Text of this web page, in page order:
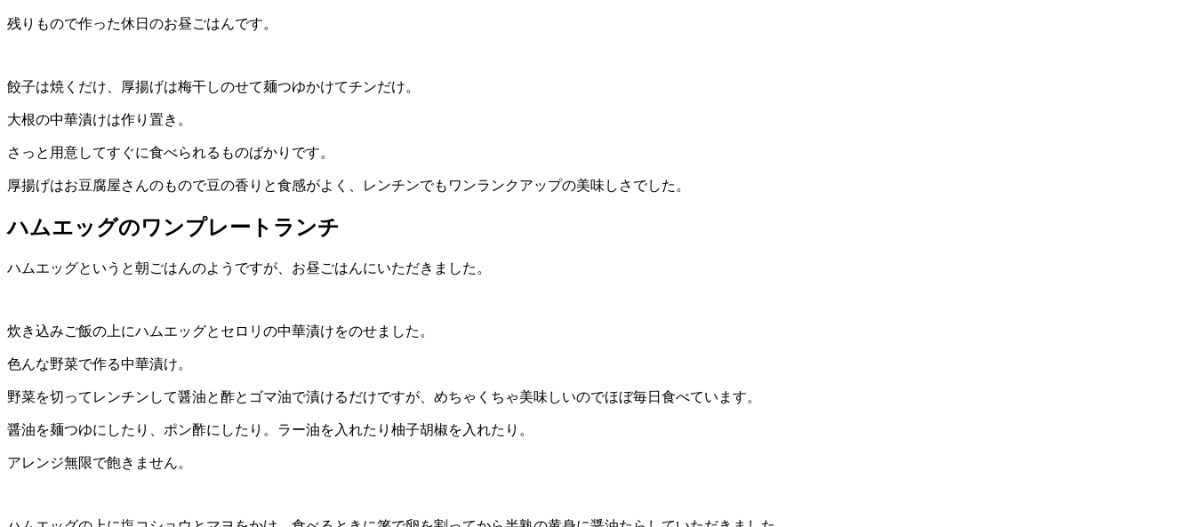
残りもので作った休日のお昼ごはんです。
餃子は焼くだけ、厚揚げは梅干しのせて麺つゆかけてチンだけ。
大根の中華漬けは作り置き。
さっと用意してすぐに食べられるものばかりです。
厚揚げはお豆腐屋さんのもので豆の香りと食感がよく、レンチンでもワンランクアップの美味しさでした。
ハムエッグのワンプレートランチ
ハムエッグというと朝ごはんのようですが、お昼ごはんにいただきました。
炊き込みご飯の上にハムエッグとセロリの中華漬けをのせました。
色んな野菜で作る中華漬け。
野菜を切ってレンチンして醤油と酢とゴマ油で漬けるだけですが、めちゃくちゃ美味しいのでほぼ毎日食べています。
醤油を麺つゆにしたり、ポン酢にしたり。ラー油を入れたり柚子胡椒を入れたり。
アレンジ無限で飽きません。